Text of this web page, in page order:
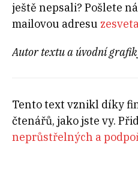
ještě nepsali? Pošlete
mailovou adresu
Autor textu a úvodní
Tento text vznikl díky
čtenářů, jako jste vy.
neprůstřelných a